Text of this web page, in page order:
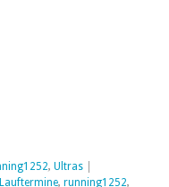
, Ultras
Lauftermine, running1252,